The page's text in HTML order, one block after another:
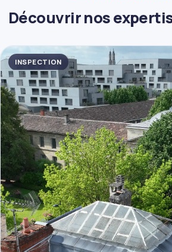
Découvrir nos
INSPECTION